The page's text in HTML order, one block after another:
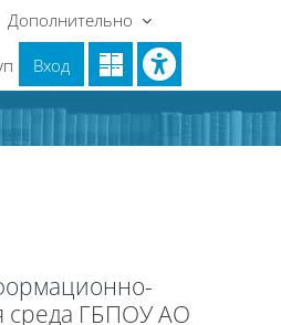
Дополнительно
Вход
среда ГБПОУ АО